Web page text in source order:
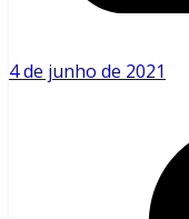
4 de junho de 2021